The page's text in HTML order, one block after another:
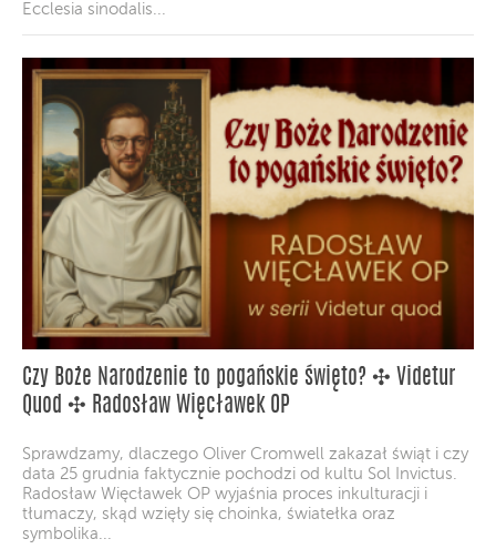
Ecclesia sinodalis...
Czy Boże Narodzenie to pogańskie święto? ✣ Videtur
Quod ✣ Radosław Więcławek OP
Sprawdzamy, dlaczego Oliver Cromwell zakazał świąt i czy
data 25 grudnia faktycznie pochodzi od kultu Sol Invictus.
Radosław Więcławek OP wyjaśnia proces inkulturacji i
tłumaczy, skąd wzięły się choinka, światełka oraz
symbolika...